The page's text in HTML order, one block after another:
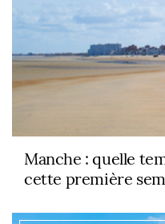
Manche : quelle
cette première